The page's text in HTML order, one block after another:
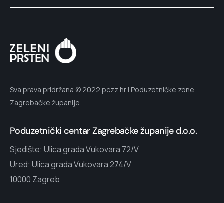
Sva prava pridržana © 2022 pczz.hr | Poduzetničke zone
Zagrebačke županije
Poduzetnički centar Zagrebačke županije d.o.o.
Sjedište: Ulica grada Vukovara 72/V
Ured: Ulica grada Vukovara 274/V
10000 Zagreb